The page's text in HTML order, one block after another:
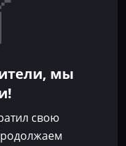
мы
свою